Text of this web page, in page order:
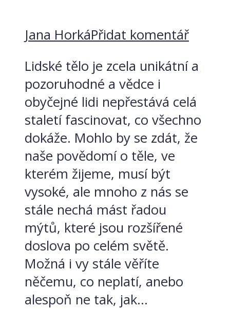
Jana HorkáPřidat komentář
Lidské tělo je zcela unikátní a
pozoruhodné a vědce i
obyčejné lidi nepřestává celá
staletí fascinovat, co všechno
dokáže. Mohlo by se zdát, že
naše povědomí o těle, ve
kterém žijeme, musí být
vysoké, ale mnoho z nás se
stále nechá mást řadou
mýtů, které jsou rozšířené
doslova po celém světě.
Možná i vy stále věříte
něčemu, co neplatí, anebo
alespoň ne tak, jak...